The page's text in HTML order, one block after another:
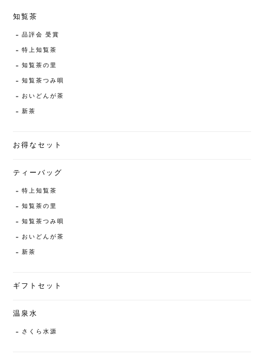
知覧茶
品評会 受賞
特上知覧茶
知覧茶の里
知覧茶つみ唄
おいどんが茶
新茶
お得なセット
ティーバッグ
特上知覧茶
知覧茶の里
知覧茶つみ唄
おいどんが茶
新茶
ギフトセット
温泉水
さくら水源